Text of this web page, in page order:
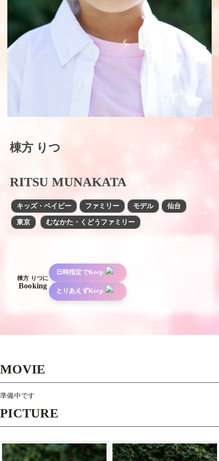
棟方 りつ
RITSU MUNAKATA
キッズ・ベイビー ファミリー モデル 仙台
東京 むなかた・くどうファミリー
棟方 りつに
Booking
日時指定でKeep
とりあえずKeep
MOVIE
準備中です
PICTURE